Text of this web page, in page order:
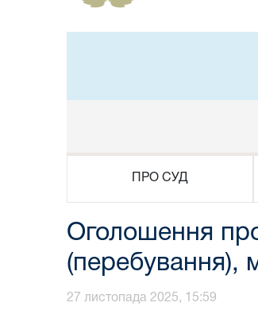
ПРО СУД
Оголошення
(перебування),
27 листопада 2025, 15:59